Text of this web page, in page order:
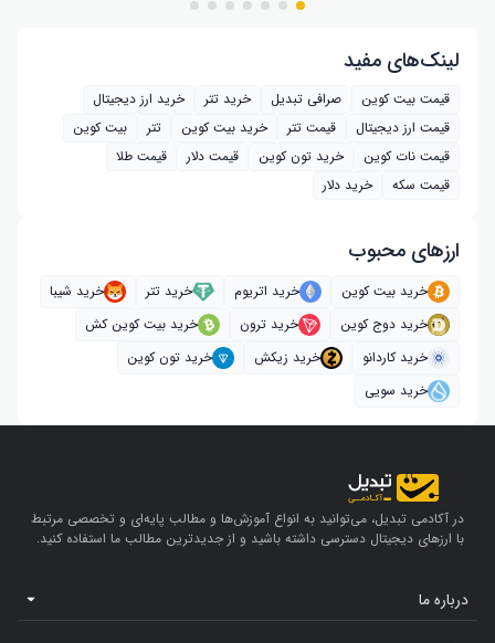
لینک‌های مفید
قیمت بیت کوین صرافی تبدیل خرید تتر
خرید ارز دیجیتال
قیمت ارز دیجیتال
قیمت تتر خرید بیت‌ کوین تتر
بیت کوین
قیمت نات کوین
خرید تون کوین قیمت دلار
قیمت طلا
قیمت سکه
خرید دلار
ارز‌های محبوب
خرید بیت کوین خرید اتریوم خرید تتر
خرید شیبا
خرید دوج کوین
خرید ترون
خرید بیت کوین کش
خرید کاردانو
خرید زیکش
خرید تون کوین
خرید سویی
در آکادمی تبدیل، می‌توانید به انواع آموزش‌ها و مطالب پایه‌ای و تخصصی مرتبط
با ارزهای دیجیتال دسترسی داشته باشید و از جدیدترین مطالب ما استفاده کنید.
درباره ما